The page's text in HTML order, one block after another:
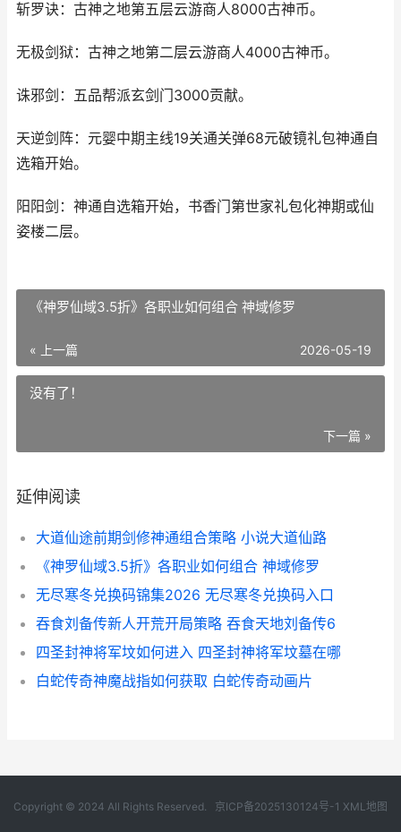
斩罗诀：古神之地第五层云游商人8000古神币。
无极剑狱：古神之地第二层云游商人4000古神币。
诛邪剑：五品帮派玄剑门3000贡献。
天逆剑阵：元婴中期主线19关通关弹68元破镜礼包神通自
选箱开始。
阳阳剑：神通自选箱开始，书香门第世家礼包化神期或仙
姿楼二层。
《神罗仙域3.5折》各职业如何组合 神域修罗
« 上一篇 2026-05-19
没有了！
下一篇 »
延伸阅读
大道仙途前期剑修神通组合策略 小说大道仙路
《神罗仙域3.5折》各职业如何组合 神域修罗
无尽寒冬兑换码锦集2026 无尽寒冬兑换码入口
吞食刘备传新人开荒开局策略 吞食天地刘备传6
四圣封神将军坟如何进入 四圣封神将军坟墓在哪
白蛇传奇神魔战指如何获取 白蛇传奇动画片
Copyright © 2024 All Rights Reserved. 京ICP备2025130124号-1 XML地图